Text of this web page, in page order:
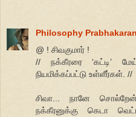
Philosophy Prabhakaran
@ ! சிவகுமார் !
// நக்கீரரை ‘கட்டி’
நியமிக்கப்பட்டு உள்ளீர்கள். //
சிவா... நானே
நக்கீரனுக்கு கெடா